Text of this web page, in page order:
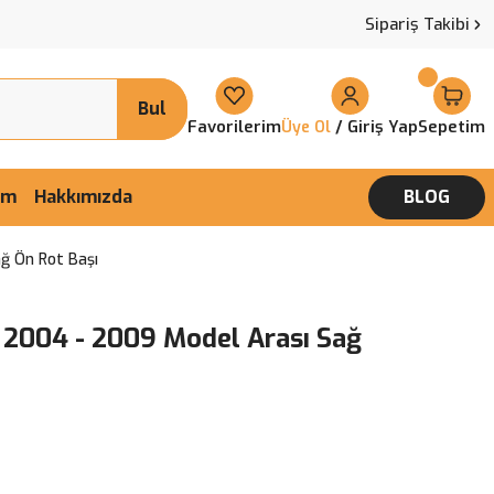
Sipariş Takibi
Bul
FavorilerimÜye Ol / Giriş YapSepetim
Hakkımızda BLOG
Ön Rot Başı
- 2009 Model Arası Sağ